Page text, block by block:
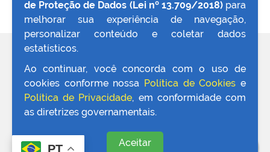
VOLTAR AO TOPO
de Proteção de Dados (Lei nº 13.709/2018)para
melhorar sua experiência de navegação,
personalizar conteúdo e coletar dados
estatísticos.
Ao continuar, você concorda com o uso de
cookies conforme nossa Política de Cookies e
Política de Privacidade, em conformidade com
as diretrizes governamentais.
Aceitar
PT